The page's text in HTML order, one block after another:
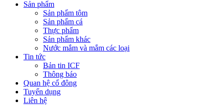
Sản phẩm
Sản phẩm tôm
Sản phẩm cá
Thực phẩm
Sản phẩm khác
Nước mắm và mắm các loại
Tin tức
Bản tin ICF
Thông báo
Quan hệ cổ đông
Tuyển dụng
Liên hệ